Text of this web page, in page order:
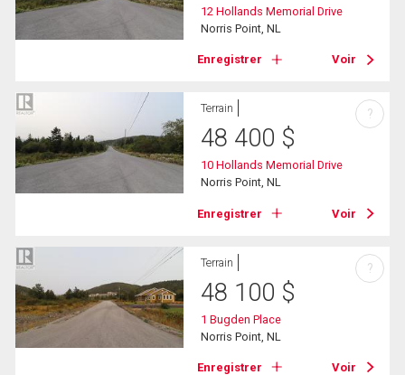
12 Hollands Memorial Drive
Norris Point, NL
Enregistrer Voir
Terrain
48 400 $
10 Hollands Memorial Drive
Norris Point, NL
Enregistrer Voir
?
Terrain
48 100 $
1 Bugden Place
Norris Point, NL
Enregistrer Voir
?